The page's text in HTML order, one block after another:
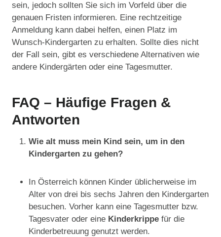
sein, jedoch sollten Sie sich im Vorfeld über die
genauen Fristen informieren. Eine rechtzeitige
Anmeldung kann dabei helfen, einen Platz im
Wunsch-Kindergarten zu erhalten. Sollte dies nicht
der Fall sein, gibt es verschiedene Alternativen wie
andere Kindergärten oder eine Tagesmutter.
FAQ – Häufige Fragen &
Antworten
Wie alt muss mein Kind sein, um in den
Kindergarten zu gehen?
In Österreich können Kinder üblicherweise im
Alter von drei bis sechs Jahren den Kindergarten
besuchen. Vorher kann eine Tagesmutter bzw.
Tagesvater oder eine Kinderkrippe für die
Kinderbetreuung genutzt werden.